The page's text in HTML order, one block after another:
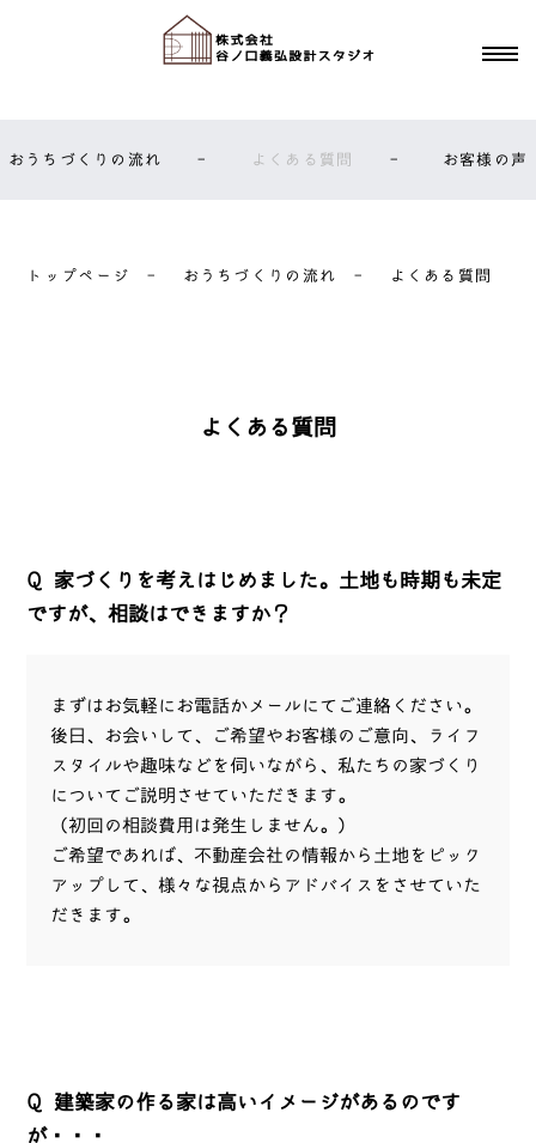
おうちづくりの流れ – よくある質問 – お客様の声
トップページ – おうちづくりの流れ – よくある質問
よくある質問
Q
家づくりを考えはじめました。土地も時期も未定
ですが、相談はできますか？
まずはお気軽にお電話かメールにてご連絡ください。
後日、お会いして、ご希望やお客様のご意向、ライフ
スタイルや趣味などを伺いながら、私たちの家づくり
についてご説明させていただきます。
（初回の相談費用は発生しません。）
ご希望であれば、不動産会社の情報から土地をピック
アップして、様々な視点からアドバイスをさせていた
だきます。
Q
建築家の作る家は高いイメージがあるのです
が・・・